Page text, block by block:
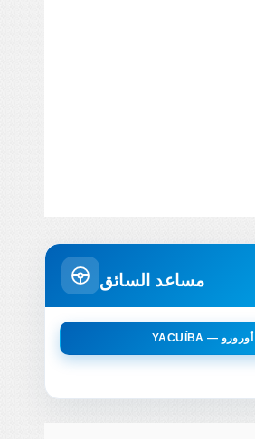
مساعد السائق
YACUÍBA — أورورو